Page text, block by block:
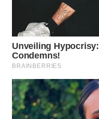
BORNEO
Wahana
Media
WAHANA
NEWS